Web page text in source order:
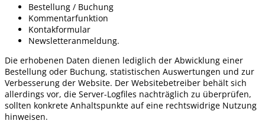
Bestellung / Buchung
Kommentarfunktion
Kontakformular
Newsletteranmeldung.
Die erhobenen Daten dienen lediglich der Abwicklung einer
Bestellung oder Buchung, statistischen Auswertungen und zur
Verbesserung der Website. Der Websitebetreiber behält sich
allerdings vor, die Server-Logfiles nachträglich zu überprüfen,
sollten konkrete Anhaltspunkte auf eine rechtswidrige Nutzung
hinweisen.